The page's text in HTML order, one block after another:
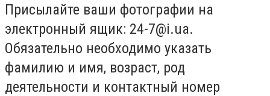
Присылайте ваши фотографии на
электронный ящик: 24-7@i.ua.
Обязательно необходимо указать
фамилию и имя, возраст, род
деятельности и контактный номер